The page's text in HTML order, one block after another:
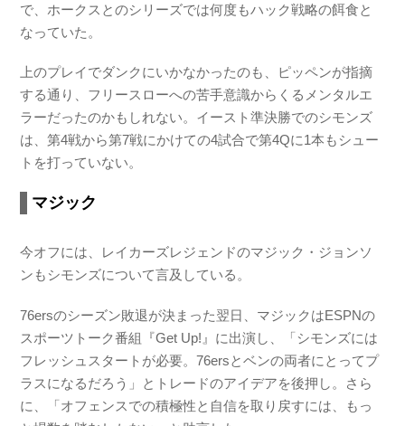
で、ホークスとのシリーズでは何度もハック戦略の餌食と
なっていた。
上のプレイでダンクにいかなかったのも、ピッペンが指摘
する通り、フリースローへの苦手意識からくるメンタルエ
ラーだったのかもしれない。イースト準決勝でのシモンズ
は、第4戦から第7戦にかけての4試合で第4Qに1本もシュー
トを打っていない。
マジック
今オフには、レイカーズレジェンドのマジック・ジョンソ
ンもシモンズについて言及している。
76ersのシーズン敗退が決まった翌日、マジックはESPNの
スポーツトーク番組『Get Up!』に出演し、「シモンズには
フレッシュスタートが必要。76ersとベンの両者にとってプ
ラスになるだろう」とトレードのアイデアを後押し。さら
に、「オフェンスでの積極性と自信を取り戻すには、もっ